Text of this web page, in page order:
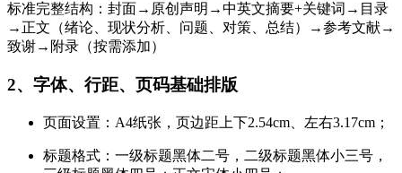
标准完整结构：封面→原创声明→中英文摘要+关键词→目录
→正文（绪论、现状分析、问题、对策、总结）→参考文献→
致谢→附录（按需添加）
2、字体、行距、页码基础排版
页面设置：A4纸张，页边距上下2.54cm、左右3.17cm；
标题格式：一级标题黑体二号，二级标题黑体小三号，